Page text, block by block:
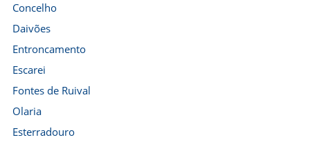
Concelho
Daivões
Entroncamento
Escarei
Fontes de Ruival
Olaria
Esterradouro